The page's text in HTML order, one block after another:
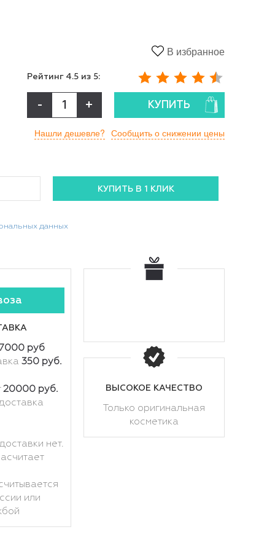
В избранное
Рейтинг 4.5 из 5:
- + КУПИТЬ
Нашли дешевле? Сообщить о снижении цены
данных
руб
350 руб.
20000 руб.
нет.
или
ВЫСОКОЕ КАЧЕСТВО
Только оригинальная
косметика